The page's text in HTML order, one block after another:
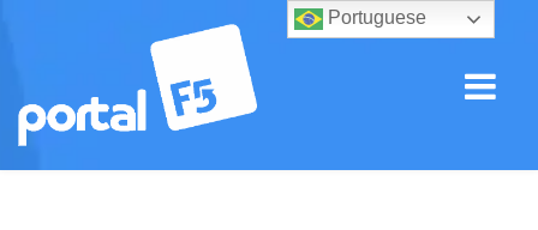
Portuguese